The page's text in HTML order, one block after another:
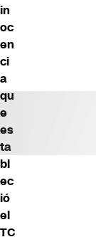
in
oc
en
ci
a
qu
e
es
ta
bl
ec
ió
el
TC